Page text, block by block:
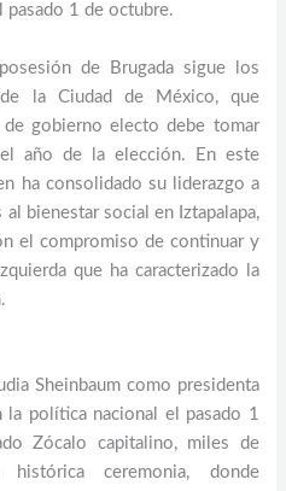
pasado 1 de octubre.
de Brugada sigue los
la Ciudad de México, que
gobierno electo debe tomar
año de la elección. En este
ha consolidado su liderazgo a
bienestar social en Iztapalapa,
el compromiso de continuar y
que ha caracterizado la
Sheinbaum como presidenta
política nacional el pasado 1
Zócalo capitalino, miles de
histórica ceremonia, donde